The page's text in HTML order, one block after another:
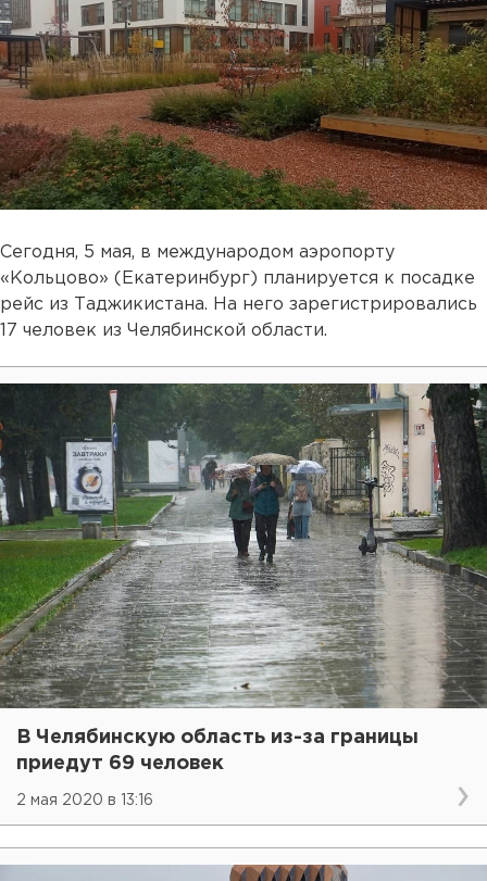
Сегодня, 5 мая, в международом аэропорту
«Кольцово» (Екатеринбург) планируется к посадке
рейс из Таджикистана. На него зарегистрировались
17 человек из Челябинской области.
В Челябинскую область из-за границы
приедут 69 человек
2 мая 2020 в 13:16